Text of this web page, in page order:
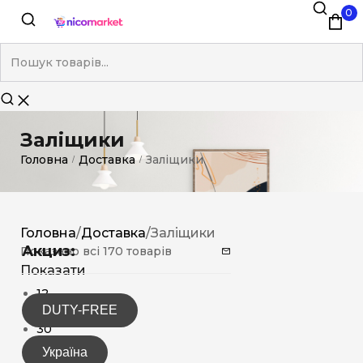
0
Заліщики
Головна / Доставка / Заліщики
Акциз:
DUTY-FREE
Україна
Головна/Доставка/Заліщики
Показано всі 170 товарів
Показати
12
15
30